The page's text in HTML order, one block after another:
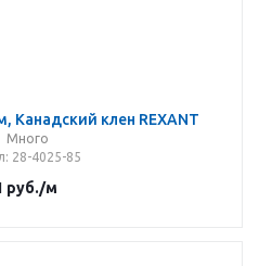
Канадский клен REXANT
Много
: 28-4025-85
руб./м